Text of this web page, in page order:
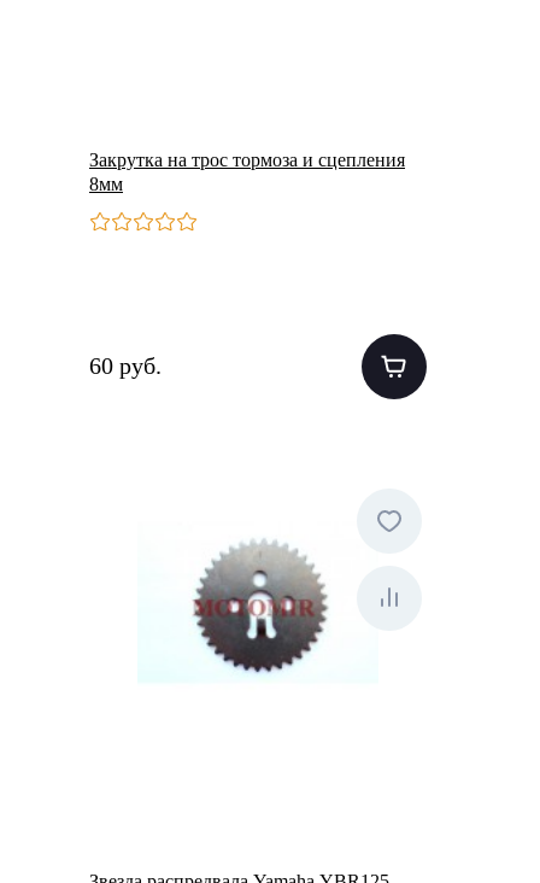
Закрутка на трос тормоза и сцепления
8мм
60 руб.